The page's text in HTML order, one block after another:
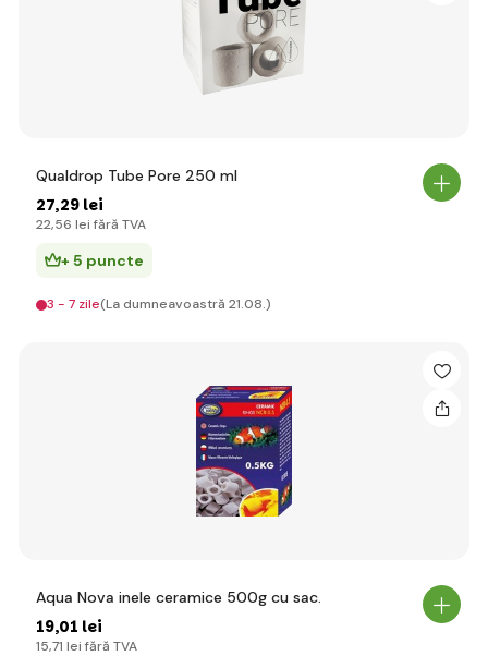
Qualdrop Tube Pore 250 ml
27,29 lei
22,56 lei fără TVA
+ 5 puncte
3 - 7 zile(La dumneavoastră 21.08.)
Aqua Nova inele ceramice 500g cu sac.
19,01 lei
15,71 lei fără TVA